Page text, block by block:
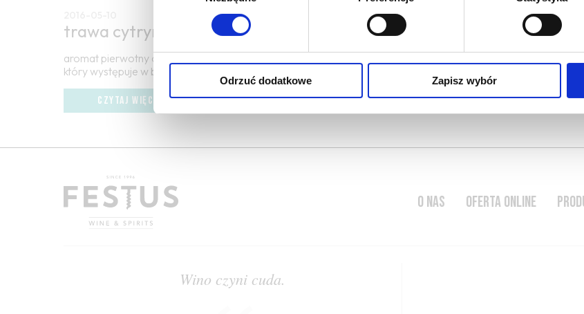
Odrzuć dodatkowe Zapisz wybór
trawa cytrynowa
aromat pierwotny owocowy, podobny do cytryny, ale bardziej roślinny (melisa),
który występuje w białych, młodych winach lub czerwonych winach primeurs
CZYTAJ WIĘCEJ
O NAS OFERTA ONLINE
Wino czyni cuda.